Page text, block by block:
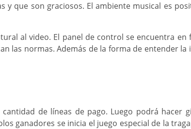
que son graciosos. El ambiente musical es
al video. El panel de control se encuentra en
las normas. Además de la forma de entender
de líneas de pago. Luego podrá hacer
ganadores se inicia el juego especial de la